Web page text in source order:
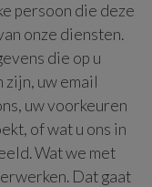
persoon die deze
onze diensten.
die op u
zijn, uw email
uw voorkeuren
of wat u ons in
Wat we met
Dat gaat